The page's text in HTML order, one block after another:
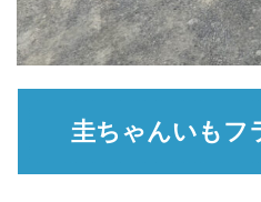
圭ちゃんいもフ